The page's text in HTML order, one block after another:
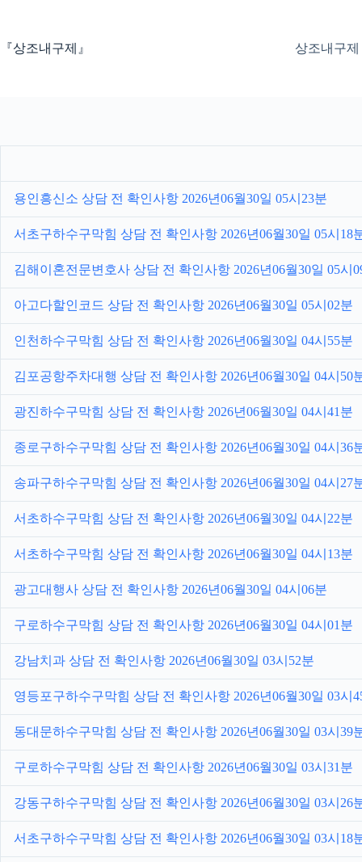
으『상조내구제』 상조내구제
용인흥신소 상담 전 확인사항 2026년06월30일 05시23분
서초구하수구막힘 상담 전 확인사항 2026년06월30일 05시18
김해이혼전문변호사 상담 전 확인사항 2026년06월30일 05시
아고다할인코드 상담 전 확인사항 2026년06월30일 05시02분
인천하수구막힘 상담 전 확인사항 2026년06월30일 04시55분
김포공항주차대행 상담 전 확인사항 2026년06월30일 04시50
광진하수구막힘 상담 전 확인사항 2026년06월30일 04시41분
종로구하수구막힘 상담 전 확인사항 2026년06월30일 04시36
송파구하수구막힘 상담 전 확인사항 2026년06월30일 04시27
서초하수구막힘 상담 전 확인사항 2026년06월30일 04시22분
서초하수구막힘 상담 전 확인사항 2026년06월30일 04시13분
광고대행사 상담 전 확인사항 2026년06월30일 04시06분
구로하수구막힘 상담 전 확인사항 2026년06월30일 04시01분
강남치과 상담 전 확인사항 2026년06월30일 03시52분
영등포구하수구막힘 상담 전 확인사항 2026년06월30일 03시
동대문하수구막힘 상담 전 확인사항 2026년06월30일 03시39
구로하수구막힘 상담 전 확인사항 2026년06월30일 03시31분
강동구하수구막힘 상담 전 확인사항 2026년06월30일 03시26
서초구하수구막힘 상담 전 확인사항 2026년06월30일 03시18